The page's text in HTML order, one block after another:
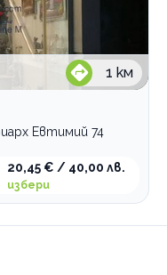
1 км
Евтимий 74
20,45 € / 40,00 лв.
избери